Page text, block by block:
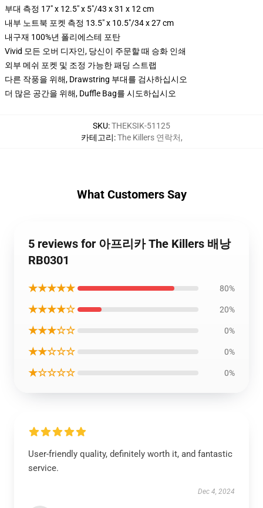
부대 측정 17" x 12.5" x 5"/43 x 31 x 12 cm
내부 노트북 포켓 측정 13.5" x 10.5"/34 x 27 cm
내구재 100%년 폴리에스테 포탄
Vivid 모든 오버 디자인, 당신이 주문할 때 승화 인쇄
외부 메쉬 포켓 및 조정 가능한 패딩 스트랩
다른 작풍을 위해, Drawstring 부대를 검사하십시오
더 많은 공간을 위해, Duffle Bag를 시도하십시오
SKU:THEKSIK-51125
카테고리:The Killers 연락처,
What Customers Say
5 reviews for 아프리카 The Killers 배낭
RB0301
★★★★★ 80%
★★★★☆ 20%
★★★☆☆ 0%
★★☆☆☆ 0%
★☆☆☆☆ 0%
User-friendly quality, definitely worth it, and fantastic
service.
Dec 4, 2024